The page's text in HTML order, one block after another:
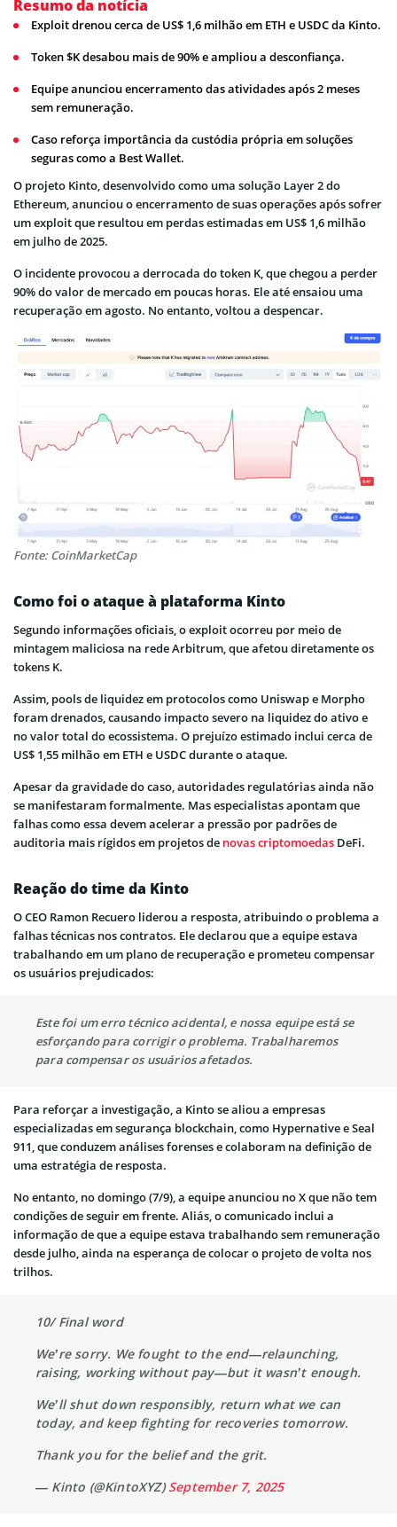
Resumo da notícia
Exploit drenou cerca de US$ 1,6 milhão em ETH e USDC da Kinto.
Token $K desabou mais de 90% e ampliou a desconfiança.
Equipe anunciou encerramento das atividades após 2 meses
sem remuneração.
Caso reforça importância da custódia própria em soluções
seguras como a Best Wallet.
O projeto Kinto, desenvolvido como uma solução Layer 2 do
Ethereum, anunciou o encerramento de suas operações após sofrer
um exploit que resultou em perdas estimadas em US$ 1,6 milhão
em julho de 2025.
O incidente provocou a derrocada do token K, que chegou a perder
90% do valor de mercado em poucas horas. Ele até ensaiou uma
recuperação em agosto. No entanto, voltou a despencar.
Fonte: CoinMarketCap
Como foi o ataque à plataforma Kinto
Segundo informações oficiais, o exploit ocorreu por meio de
mintagem maliciosa na rede Arbitrum, que afetou diretamente os
tokens K.
Assim, pools de liquidez em protocolos como Uniswap e Morpho
foram drenados, causando impacto severo na liquidez do ativo e
no valor total do ecossistema. O prejuízo estimado inclui cerca de
US$ 1,55 milhão em ETH e USDC durante o ataque.
Apesar da gravidade do caso, autoridades regulatórias ainda não
se manifestaram formalmente. Mas especialistas apontam que
falhas como essa devem acelerar a pressão por padrões de
auditoria mais rígidos em projetos de novas criptomoedas DeFi.
Reação do time da Kinto
O CEO Ramon Recuero liderou a resposta, atribuindo o problema a
falhas técnicas nos contratos. Ele declarou que a equipe estava
trabalhando em um plano de recuperação e prometeu compensar
os usuários prejudicados:
Este foi um erro técnico acidental, e nossa equipe está se
esforçando para corrigir o problema. Trabalharemos
para compensar os usuários afetados.
Para reforçar a investigação, a Kinto se aliou a empresas
especializadas em segurança blockchain, como Hypernative e Seal
911, que conduzem análises forenses e colaboram na definição de
uma estratégia de resposta.
No entanto, no domingo (7/9), a equipe anunciou no X que não tem
condições de seguir em frente. Aliás, o comunicado inclui a
informação de que a equipe estava trabalhando sem remuneração
desde julho, ainda na esperança de colocar o projeto de volta nos
trilhos.
10/ Final word
We’re sorry. We fought to the end—relaunching,
raising, working without pay—but it wasn’t enough.
We’ll shut down responsibly, return what we can
today, and keep fighting for recoveries tomorrow.
Thank you for the belief and the grit.
— Kinto (@KintoXYZ)September 7, 2025